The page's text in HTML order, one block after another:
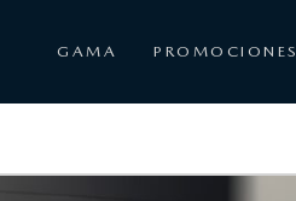
GAMA PROMOCIONES